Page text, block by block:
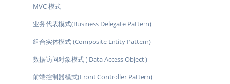
MVC 模式
业务代表模式(Business Delegate Pattern)
组合实体模式 (Composite Entity Pattern)
数据访问对象模式 ( Data Access Object )
前端控制器模式(Front Controller Pattern)